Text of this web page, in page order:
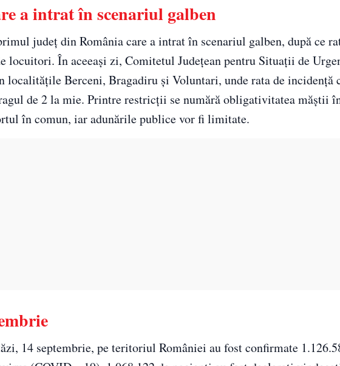
a intrat în scenariul galben
județ din România care a intrat în scenariul galben, după ce
locuitori. În aceeași zi, Comitetul Județean pentru Situații de
localitățile Berceni, Bragadiru și Voluntari, unde rata de incidență
de 2 la mie. Printre restricții se numără obligativitatea măștii
în comun, iar adunările publice vor fi limitate.
14 septembrie, pe teritoriul României au fost confirmate